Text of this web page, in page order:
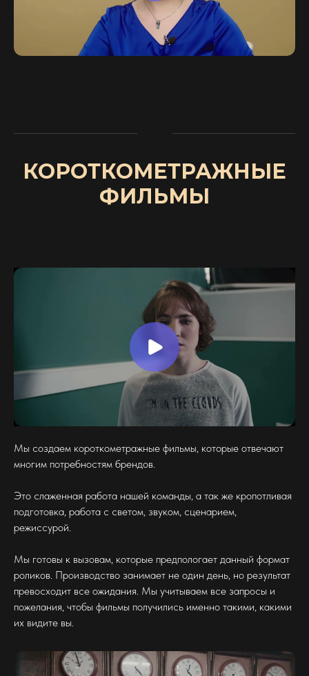
КОРОТКОМЕТРАЖНЫЕ
ФИЛЬМЫ
Мы создаем короткометражные фильмы, которые отвечают
многим потребностям брендов.
Это слаженная работа нашей команды, а так же кропотливая
подготовка, работа с светом, звуком, сценарием,
режиссурой.
Мы готовы к вызовам, которые предпологает данный формат
роликов. Производство занимает не один день, но результат
превосходит все ожидания. Мы учитываем все запросы и
пожелания, чтобы фильмы получились именно такими, какими
их видите вы.